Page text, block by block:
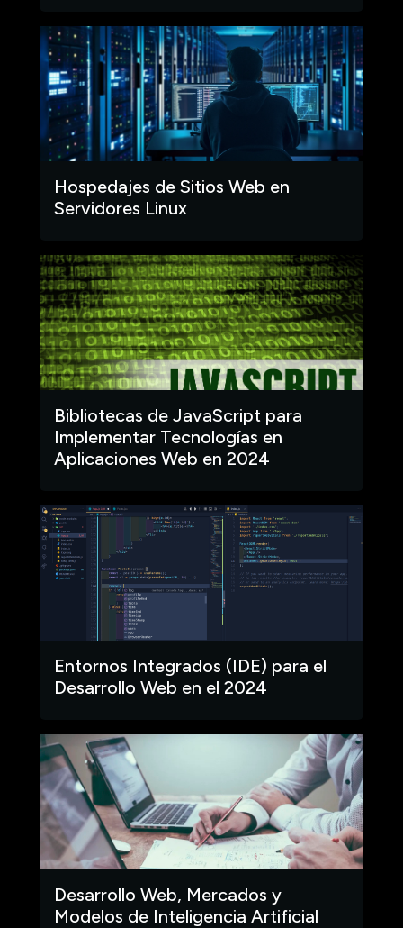
Hospedajes de Sitios Web en
Servidores Linux
Bibliotecas de JavaScript para
Implementar Tecnologías en
Aplicaciones Web en 2024
Entornos Integrados (IDE) para el
Desarrollo Web en el 2024
Desarrollo Web, Mercados y
Modelos de Inteligencia Artificial